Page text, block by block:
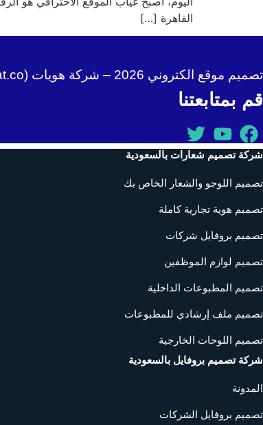
القاهرة […]
تصميم موقع الكتروني 2026 – شركة هويات (Hawiat.co) بخبرة 20 عاماً في مجال تصميم المواقع الكتروني و دليل شامل لـ سعر تصميم موقع الكتروني 2026
قم بمتابعتنا
شركة تصميم شعارات بالسعودية
تصميم اللوجو والشعار الخاص بك
تصميم هوية تجارية كاملة
تصميم بروفايل شركات
تصميم لوازم الموظفين
تصميم المطبوعات الداخلية
تصميم ملف إرشادي للمطبوعات
تصميم اللوحات الخارجية
شركة تصميم بروفايل بالسعودية
المدونة
تصميم بروفايل الشركات